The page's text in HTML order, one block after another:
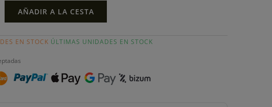
AÑADIR A LA CESTA
EN STOCK ÚLTIMAS UNIDADES EN STOCK